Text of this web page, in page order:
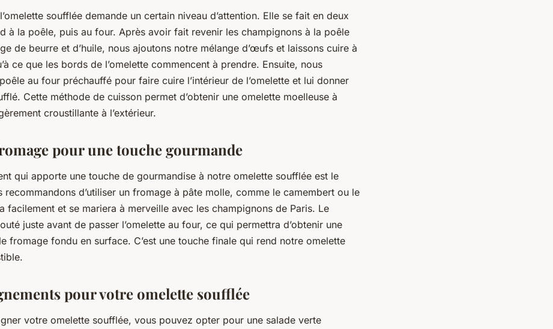
soufflée demande un certain niveau d’attention. Elle se fait en deux
à la poêle, puis au four. Après avoir fait revenir les champignons à la poêle
de beurre et d’huile, nous ajoutons notre mélange d’œufs et laissons cuire à
ce que les bords de l’omelette commencent à prendre. Ensuite, nous
au four préchauffé pour faire cuire l’intérieur de l’omelette et lui donner
Cette méthode de cuisson permet d’obtenir une omelette moelleuse à
croustillante à l’extérieur.
pour une touche gourmande
qui apporte une touche de gourmandise à notre omelette soufflée est le
recommandons d’utiliser un fromage à pâte molle, comme le camembert ou le
facilement et se mariera à merveille avec les champignons de Paris. Le
juste avant de passer l’omelette au four, ce qui permettra d’obtenir une
fromage fondu en surface. C’est une touche finale qui rend notre omelette
pour votre omelette soufflée
votre omelette soufflée, vous pouvez opter pour une salade verte